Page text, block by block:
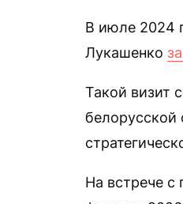
В июле 2024
Лукашенко
Такой визит
белорусской
На встрече